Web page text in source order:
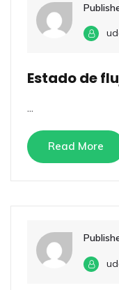
Estado de
...
Read More